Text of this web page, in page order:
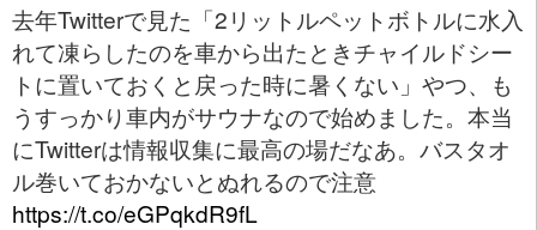
去年Twitterで見た「2リットルペットボトルに水入
れて凍らしたのを車から出たときチャイルドシー
トに置いておくと戻った時に暑くない」やつ、も
うすっかり車内がサウナなので始めました。本当
にTwitterは情報収集に最高の場だなあ。バスタオ
ル巻いておかないとぬれるので注意
https://t.co/eGPqkdR9fL